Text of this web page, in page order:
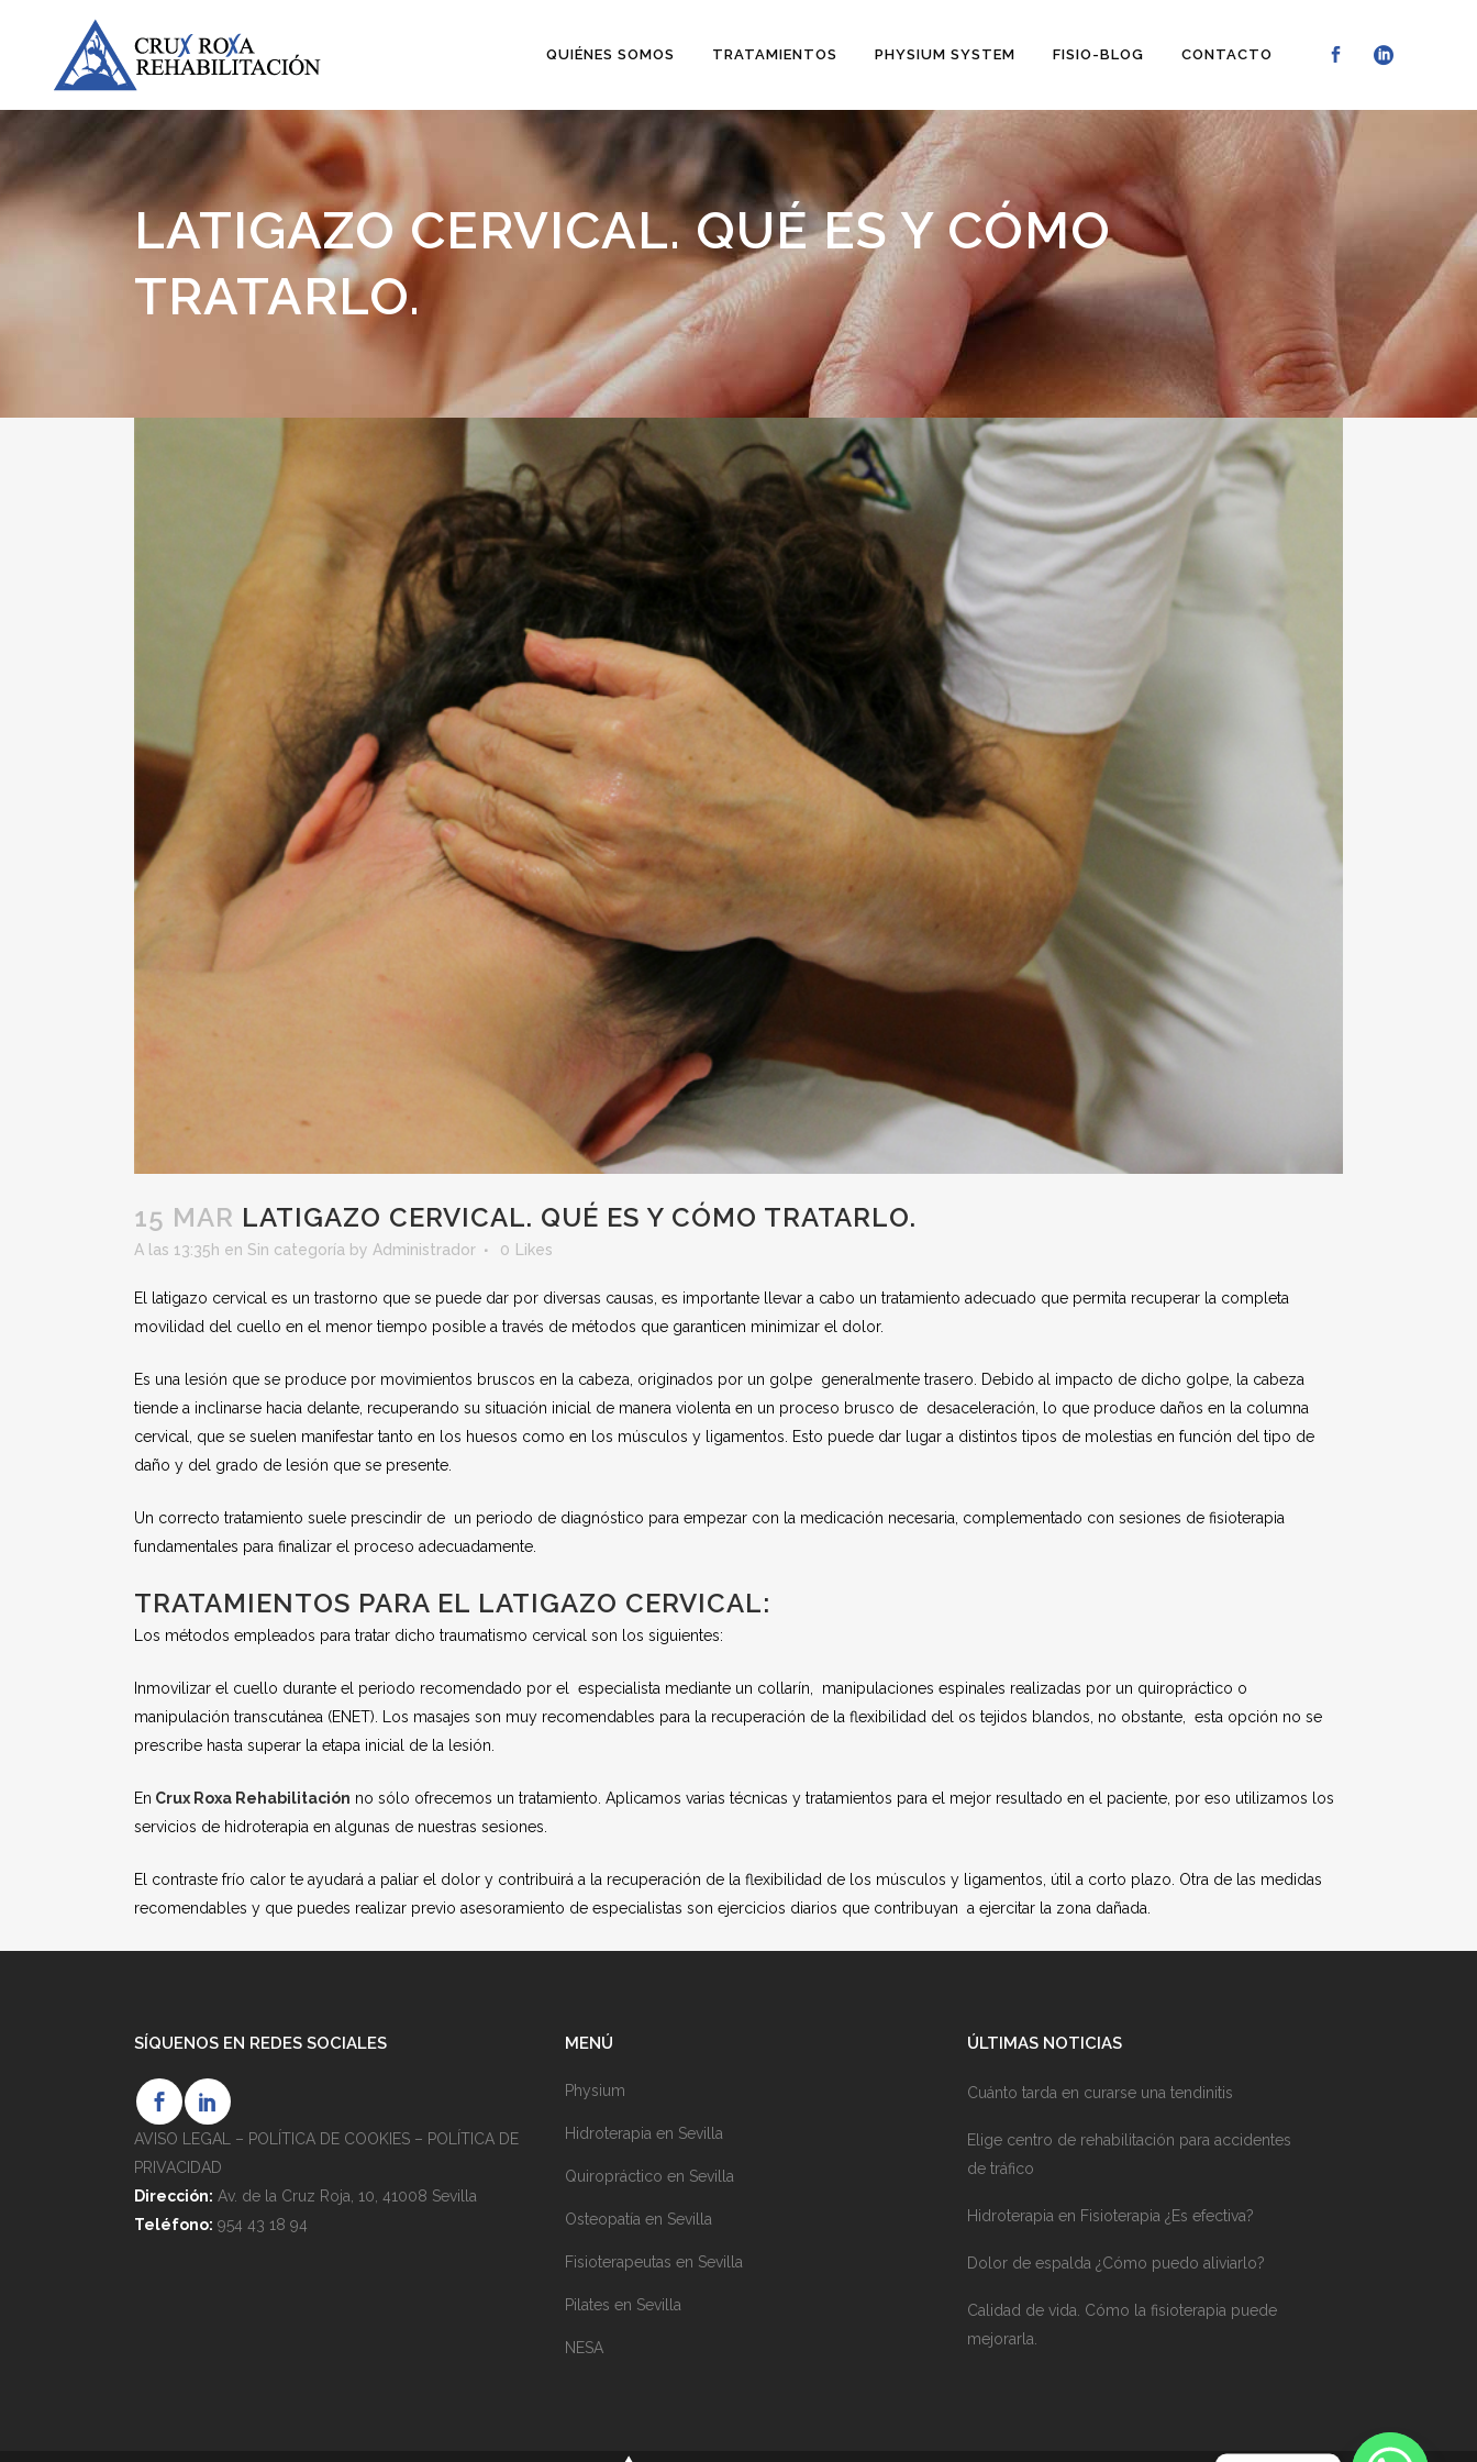
QUIÉNES SOMOS TRATAMIENTOS PHYSIUM SYSTEM FISIO-BLOG CONTACTO
LATIGAZO CERVICAL. QUÉ ES Y CÓMO
TRATARLO.
15 MAR LATIGAZO CERVICAL. QUÉ ES Y CÓMO TRATARLO.
A las 13:35h en Sin categoría by Administrador 0 Likes
El latigazo cervical es un trastorno que se puede dar por diversas causas, es importante llevar a cabo un tratamiento adecuado que permita recuperar la completa
movilidad del cuello en el menor tiempo posible a través de métodos que garanticen minimizar el dolor.
Es una lesión que se produce por movimientos bruscos en la cabeza, originados por un golpe generalmente trasero. Debido al impacto de dicho golpe, la cabeza
tiende a inclinarse hacia delante, recuperando su situación inicial de manera violenta en un proceso brusco de desaceleración, lo que produce daños en la columna
cervical, que se suelen manifestar tanto en los huesos como en los músculos y ligamentos. Esto puede dar lugar a distintos tipos de molestias en función del tipo de
daño y del grado de lesión que se presente.
Un correcto tratamiento suele prescindir de un periodo de diagnóstico para empezar con la medicación necesaria, complementado con sesiones de fisioterapia
fundamentales para finalizar el proceso adecuadamente.
TRATAMIENTOS PARA EL LATIGAZO CERVICAL:
Los métodos empleados para tratar dicho traumatismo cervical son los siguientes:
Inmovilizar el cuello durante el periodo recomendado por el especialista mediante un collarín, manipulaciones espinales realizadas por un quiropráctico o
manipulación transcutánea (ENET). Los masajes son muy recomendables para la recuperación de la flexibilidad del os tejidos blandos, no obstante, esta opción no se
prescribe hasta superar la etapa inicial de la lesión.
En Crux Roxa Rehabilitación no sólo ofrecemos un tratamiento. Aplicamos varias técnicas y tratamientos para el mejor resultado en el paciente, por eso utilizamos los
servicios de hidroterapia en algunas de nuestras sesiones.
El contraste frío calor te ayudará a paliar el dolor y contribuirá a la recuperación de la flexibilidad de los músculos y ligamentos, útil a corto plazo. Otra de las medidas
recomendables y que puedes realizar previo asesoramiento de especialistas son ejercicios diarios que contribuyan a ejercitar la zona dañada.
SÍQUENOS EN REDES SOCIALES
AVISO LEGAL – POLÍTICA DE COOKIES – POLÍTICA DE
PRIVACIDAD
Dirección: Av. de la Cruz Roja, 10, 41008 Sevilla
Teléfono: 954 43 18 94
MENÚ
Physium
Hidroterapia en Sevilla
Quiropráctico en Sevilla
Osteopatía en Sevilla
Fisioterapeutas en Sevilla
Pilates en Sevilla
NESA
ÚLTIMAS NOTICIAS
Cuánto tarda en curarse una tendinitis
Elige centro de rehabilitación para accidentes
de tráfico
Hidroterapia en Fisioterapia ¿Es efectiva?
Dolor de espalda ¿Cómo puedo aliviarlo?
Calidad de vida. Cómo la fisioterapia puede
mejorarla.